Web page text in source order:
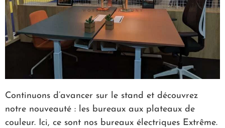
Continuons d’avancer sur le stand et découvrez
notre nouveauté : les bureaux aux plateaux de
couleur. Ici, ce sont nos bureaux électriques Extrême.